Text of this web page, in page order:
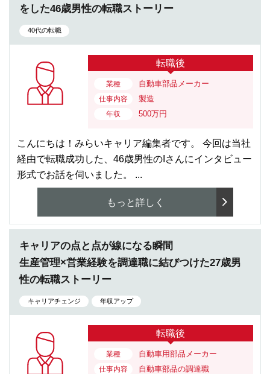
をした46歳男性の転職ストーリー
40代の転職
転職後
業種 自動車部品メーカー
仕事内容 製造
年収 500万円
こんにちは！みらいキャリア編集者です。 今回は当社
経由で転職成功した、46歳男性のIさんにインタビュー
形式でお話を伺いました。 ...
もっと詳しく
キャリアの点と点が線になる瞬間
生産管理×営業経験を調達職に結びつけた27歳男
性の転職ストーリー
キャリアチェンジ 年収アップ
転職後
業種 自動車用部品メーカー
仕事内容 自動車部品の調達職